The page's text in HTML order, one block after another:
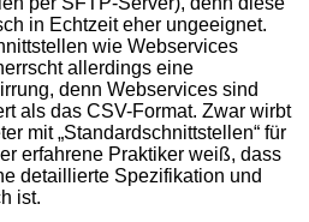
in Echtzeit eher ungeeignet.
wie Webservices
allerdings eine
denn Webservices sind
als das CSV-Format. Zwar wirbt
mit „Standardschnittstellen“ für
erfahrene Praktiker weiß, dass
detaillierte Spezifikation und
ist.